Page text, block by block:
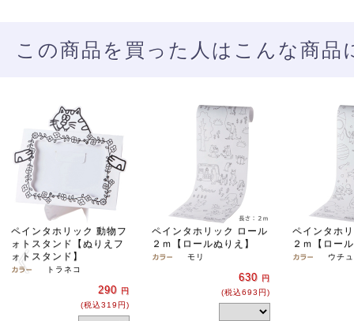
この商品を買った人はこんな商品
ペインタホリック 動物フ
ォトスタンド【ぬりえフ
ォトスタンド】
トラネコ
290 円
(税込319円)
ペインタホリック ロール
２ｍ【ロールぬりえ】
モリ
630 円
(税込693円)
ペインタホ
２ｍ【ロー
ウチ